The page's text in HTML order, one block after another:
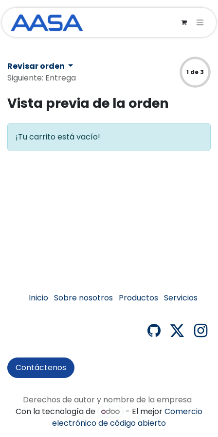
Ir al contenido
Revisar orden
Siguiente: Entrega
1 de 3
Vista previa de la orden
¡Tu carrito está vacío!
Inicio Sobre nosotros Productos Servicios
Contáctenos
Derechos de autor y nombre de la empresa
Con la tecnología de
- El mejorComercio
electrónico de código abierto